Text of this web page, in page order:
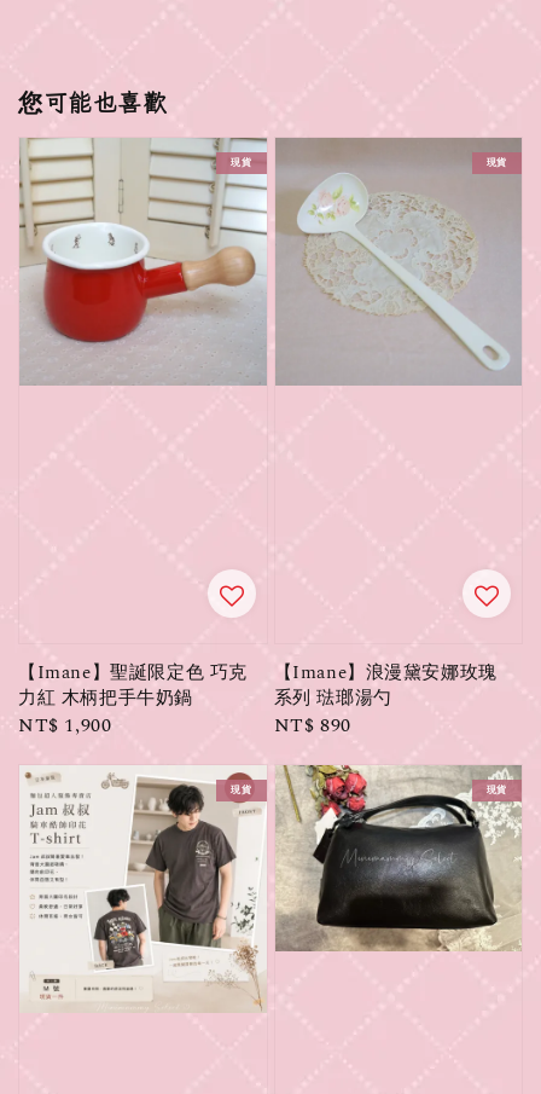
您可能也喜歡
現貨
【Imane】聖誕限定色 巧克
力紅 木柄把手牛奶鍋
Regular
NT$ 1,900
現貨
【Imane】浪漫黛安娜玫瑰
系列 琺瑯湯勺
Regular
NT$ 890
現貨 現貨